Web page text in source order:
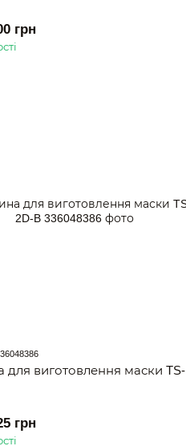
грн
виготовлення маски TS-
грн